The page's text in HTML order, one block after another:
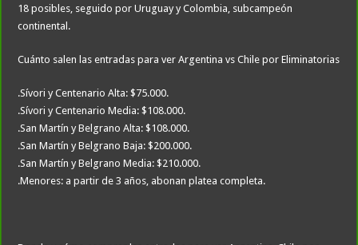
18 posibles, seguido por Uruguay y Colombia, subcampeón
continental.
Cuánto salen las entradas para ver Argentina vs Chile por Eliminatorias
.Sívori y Centenario Alta: $75.000.
.Sívori y Centenario Media: $108.000.
.San Martín y Belgrano Alta: $108.000.
.San Martín y Belgrano Baja: $200.000.
.San Martín y Belgrano Media: $210.000.
.Menores: a partir de 3 años, abonan platea completa.